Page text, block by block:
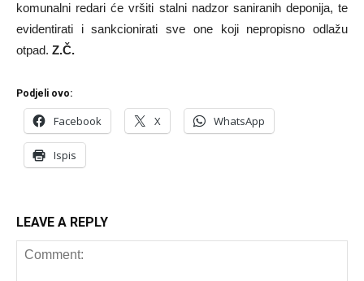
komunalni redari će vršiti stalni nadzor saniranih deponija, te
evidentirati i sankcionirati sve one koji nepropisno odlažu
otpad. Z.Č.
Podjeli ovo:
Facebook X WhatsApp
Ispis
LEAVE A REPLY